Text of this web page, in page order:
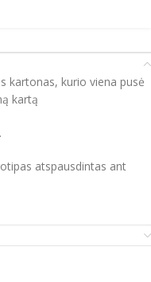
kartonas, kurio viena pusė
kartą
atspausdintas ant